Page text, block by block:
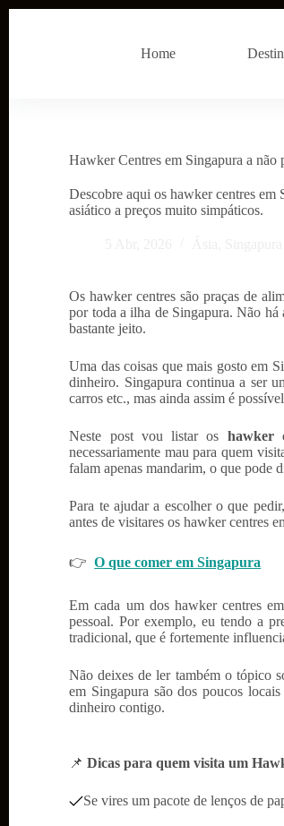
Home
Hawker Centres em Singapura a não
Descobre aqui os hawker centres em
asiático a preços muito simpáticos.
Os hawker centres são praças de
por toda a ilha de Singapura. Não
bastante jeito.
Uma das coisas que mais gosto em
dinheiro. Singapura continua a ser
carros etc., mas ainda assim é
Neste post vou listar os hawker
necessariamente mau para quem
falam apenas mandarim, o que pode
Para te ajudar a escolher o que
antes de visitares os hawker centres
👉O que comer em Singapura
Em cada um dos hawker centres
pessoal. Por exemplo, eu tendo a
tradicional, que é fortemente
Não deixes de ler também o tópico
em Singapura são dos poucos
dinheiro contigo.
📌Dicas para quem visita um
Se vires um pacote de lenços de